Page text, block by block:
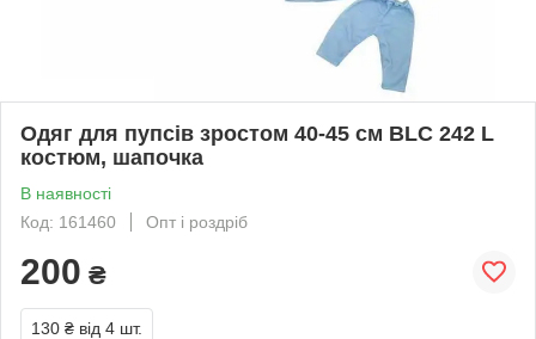
Одяг для пупсів зростом 40-45 см BLC 242 L
костюм, шапочка
В наявності
Код: 161460
Опт і роздріб
200 ₴
130 ₴ від 4 шт.